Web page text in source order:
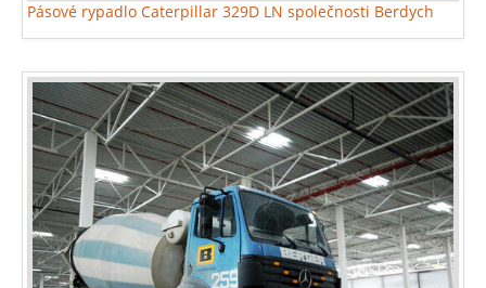
Pásové rypadlo Caterpillar 329D LN společnosti Berdych